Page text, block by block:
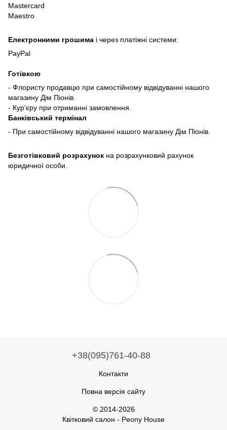
Mastercard
Maestro
Електронними грошима і через платіжні системи:
PayPal
Готівкою
- Флористу продавцю при самостійному відвідуванні нашого
магазину Дім Піонів.
- Кур'єру при отриманні замовлення.
Банківський термінал
- При самостійному відвідуванні нашого магазину Дім Піонів.
Безготівковий розрахунок на розрахунковий рахунок
юридичної особи.
+38(095)761-40-88
Контакти
Повна версія сайту
© 2014-2026
Квітковий салон - Peony House